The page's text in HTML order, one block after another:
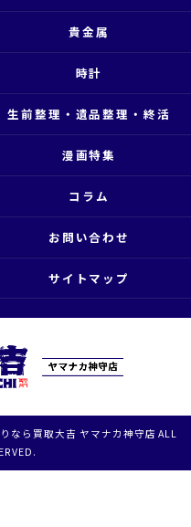
貴金属
時計
生前整理・遺品整理・終活
漫画特集
コラム
お問い合わせ
サイトマップ
なら買取大吉 ヤマナカ神守店 ALL